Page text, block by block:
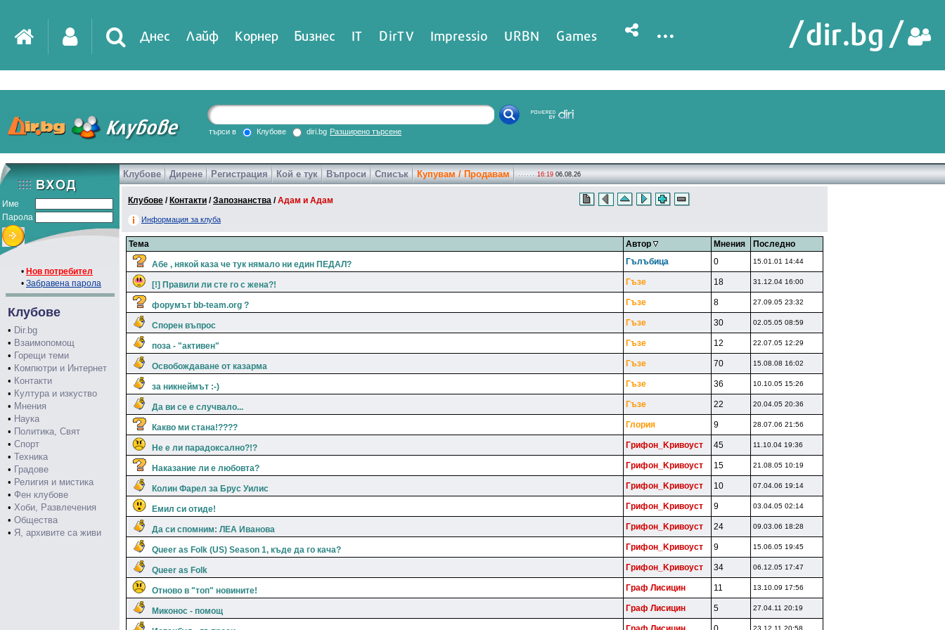
Днес Лайф Корнер Бизнес IT DirTV Impressio URBN Games ...
търси в Клубове diri.bg Разширено търсене
Име
Парола
• Нов потребител
• Забравена парола
Клубове
• Dir.bg
• Взаимопомощ
• Горещи теми
• Компютри и Интернет
• Контакти
• Култура и изкуство
• Мнения
• Наука
• Политика, Свят
• Спорт
• Техника
• Градове
• Религия и мистика
• Фен клубове
• Хоби, Развлечения
• Общества
• Я, архивите са живи
Клубове Дирене Регистрация Кой е тук Въпроси Списък Купувам / Продавам 16:19 06.08.26
Клубове / Контакти /Запознанства /Адам и Адам
Информация за клуба
Тема Автор Мнения Последно
Абе , някой каза че тук нямало ни един ПЕДАЛ? Гълъбицa 0 15.01.01 14:44
[!] Правили ли сте го с жена?! Гъзe 18 31.12.04 16:00
форумът bb-team.org ? Гъзe 8 27.09.05 23:32
Спорен въпрос Гъзe 30 02.05.05 08:59
поза - "активен" Гъзe 12 22.07.05 12:29
Освобождаване от казарма Гъзe 70 15.08.08 16:02
за никнеймът :-) Гъзe 36 10.10.05 15:26
Да ви се е случвало... Гъзe 22 20.04.05 20:36
Какво ми стана!???? Глopия 9 28.07.06 21:56
Не е ли парадоксално?!? Гpифoн_Kpивoycт 45 11.10.04 19:36
Наказание ли е любовта? Гpифoн_Kpивoycт 15 21.08.05 10:19
Колин Фарел за Брус Уилис Гpифoн_Kpивoycт 10 07.04.06 19:14
Емил си отиде! Гpифoн_Kpивoycт 9 03.04.05 02:14
Да си спомним: ЛЕА Иванова Гpифoн_Kpивoycт 24 09.03.06 18:28
Queer as Folk (US) Season 1, къде да го кача? Гpифoн_Kpивoycт 9 15.06.05 19:45
Queer as Folk Гpифoн_Kpивoycт 34 06.12.05 17:47
Отново в "топ" новините! Гpaф Лиcицин 11 13.10.09 17:56
Миконос - помощ Гpaф Лиcицин 5 27.04.11 20:19
23.12.11 20:58